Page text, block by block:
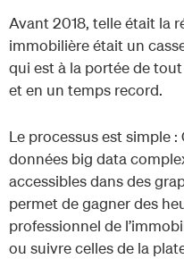
Avant 2018, telle était la
immobilière était un
qui est à la portée de
et en un temps record.
Le processus est simple :
données big data
accessibles dans des
permet de gagner des
professionnel de
ou suivre celles de la